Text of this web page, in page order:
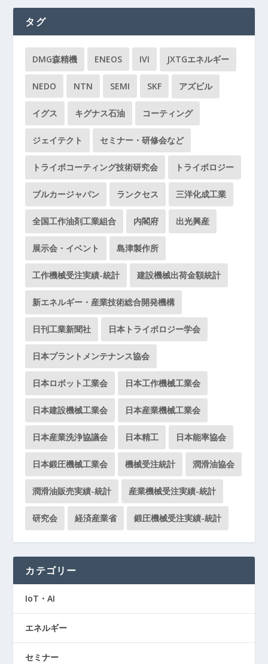
タグ
DMG森精機 ENEOS IVI JXTGエネルギー
NEDO NTN SEMI SKF アズビル
イグス キグナス石油 コーティング
ジェイテクト セミナー・研修会など
トライボコーティング技術研究会 トライボロジー
ブルカージャパン ランクセス 三洋化成工業
全国工作油剤工業組合 内閣府 出光興産
展示会・イベント 島津製作所
工作機械受注実績-統計 建設機械出荷金額統計
新エネルギー・産業技術総合開発機構
日刊工業新聞社 日本トライボロジー学会
日本プラントメンテナンス協会
日本ロボット工業会 日本工作機械工業会
日本建設機械工業会 日本産業機械工業会
日本産業洗浄協議会 日本精工 日本能率協会
日本鍛圧機械工業会 機械受注統計 潤滑油協会
潤滑油販売実績-統計 産業機械受注実績-統計
研究会 経済産業省 鍛圧機械受注実績-統計
カテゴリー
IoT・AI
エネルギー
セミナー